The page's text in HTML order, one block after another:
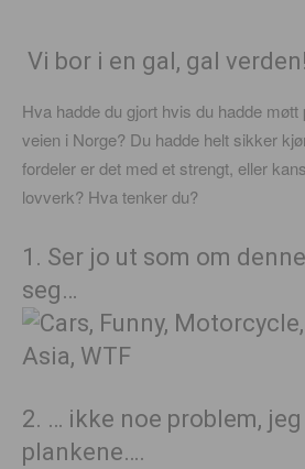
Vi bor i en gal, gal verden!
Hva hadde du gjort hvis du hadde
veien i Norge? Du hadde helt sikker
fordeler er det med et strengt, eller
lovverk? Hva tenker du?
1. Ser jo ut som om
seg…
2. … ikke noe problem,
plankene….